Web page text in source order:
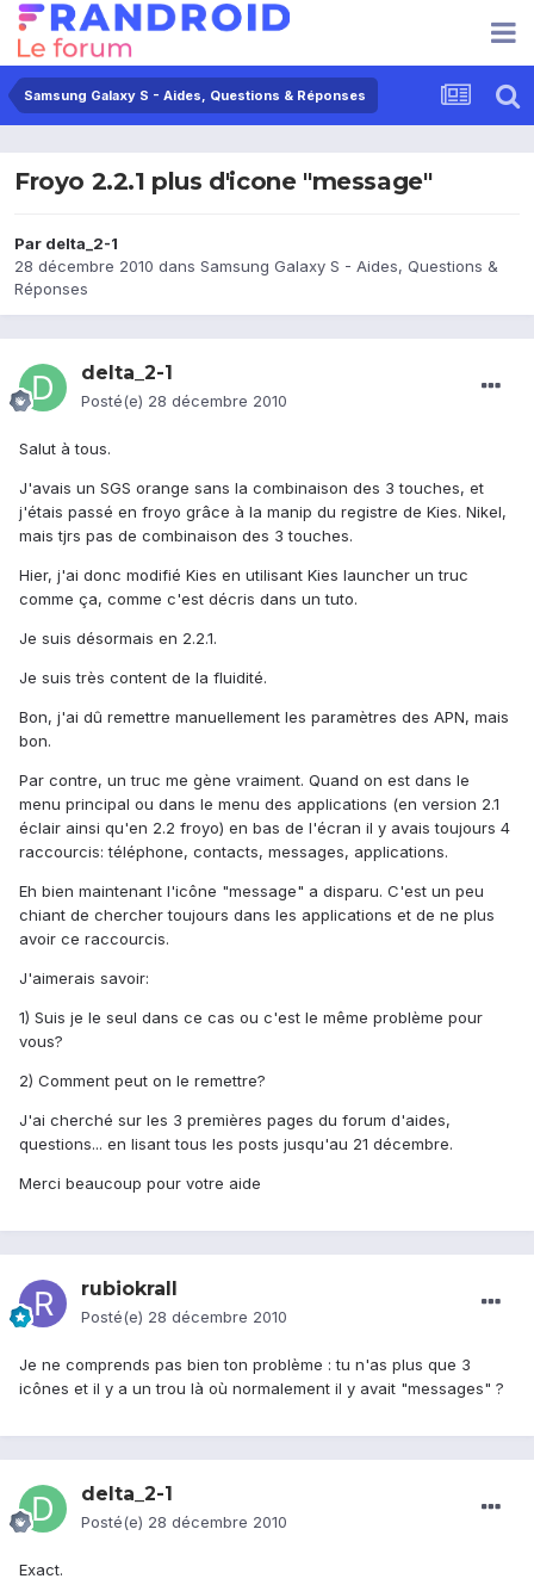
Samsung Galaxy S - Aides, Questions & Réponses
Froyo 2.2.1 plus d'icone "message"
Par delta_2-1
28 décembre 2010 dans Samsung Galaxy S - Aides, Questions &
Réponses
delta_2-1
Posté(e) 28 décembre 2010
Salut à tous.
J'avais un SGS orange sans la combinaison des 3 touches, et
j'étais passé en froyo grâce à la manip du registre de Kies. Nikel,
mais tjrs pas de combinaison des 3 touches.
Hier, j'ai donc modifié Kies en utilisant Kies launcher un truc
comme ça, comme c'est décris dans un tuto.
Je suis désormais en 2.2.1.
Je suis très content de la fluidité.
Bon, j'ai dû remettre manuellement les paramètres des APN, mais
bon.
Par contre, un truc me gène vraiment. Quand on est dans le
menu principal ou dans le menu des applications (en version 2.1
éclair ainsi qu'en 2.2 froyo) en bas de l'écran il y avais toujours 4
raccourcis: téléphone, contacts, messages, applications.
Eh bien maintenant l'icône "message" a disparu. C'est un peu
chiant de chercher toujours dans les applications et de ne plus
avoir ce raccourcis.
J'aimerais savoir:
1) Suis je le seul dans ce cas ou c'est le même problème pour
vous?
2) Comment peut on le remettre?
J'ai cherché sur les 3 premières pages du forum d'aides,
questions... en lisant tous les posts jusqu'au 21 décembre.
Merci beaucoup pour votre aide
rubiokrall
Posté(e) 28 décembre 2010
Je ne comprends pas bien ton problème : tu n'as plus que 3
icônes et il y a un trou là où normalement il y avait "messages" ?
delta_2-1
Posté(e) 28 décembre 2010
Exact.